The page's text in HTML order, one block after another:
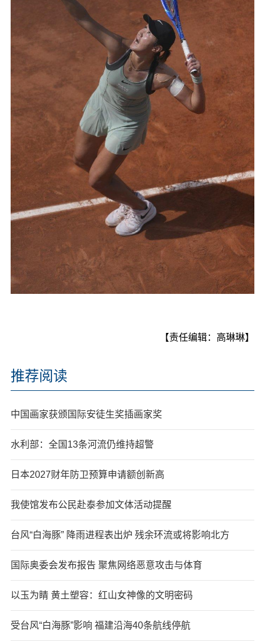
【责任编辑：高琳琳】
推荐阅读
中国画家获颁国际安徒生奖插画家奖
水利部：全国13条河流仍维持超警
日本2027财年防卫预算申请额创新高
我使馆发布公民赴泰参加文体活动提醒
台风“白海豚” 降雨进程表出炉 残余环流或将影响北方
国际奥委会发布报告 聚焦网络恶意攻击与体育
以玉为睛 黄土塑容：红山女神像的文明密码
受台风“白海豚”影响 福建沿海40条航线停航